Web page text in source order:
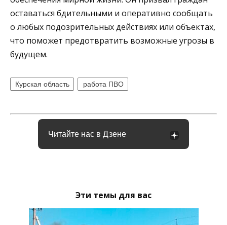
оставаться бдительными и оперативно сообщать
о любых подозрительных действиях или объектах,
что поможет предотвратить возможные угрозы в
будущем.
Курская область работа ПВО
Читайте нас в Дзене
Эти темы для вас